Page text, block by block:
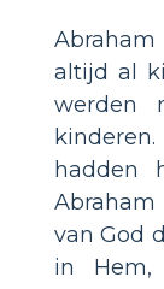
altijd al
werden
hadden
van God
in Hem,